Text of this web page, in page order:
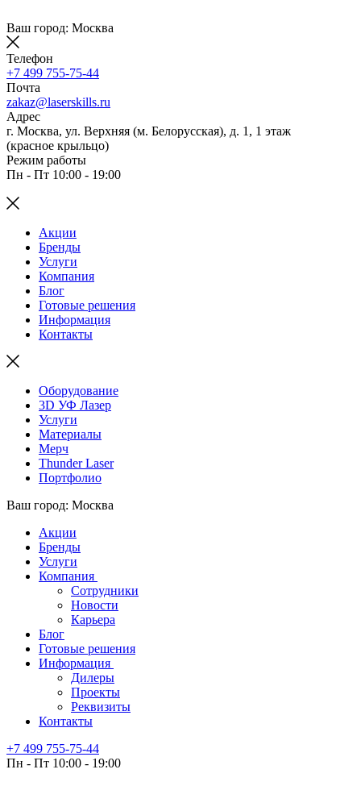
Ваш город: Москва
Телефон
+7 499 755-75-44
Почта
zakaz@laserskills.ru
Адрес
г. Москва, ул. Верхняя (м. Белорусская), д. 1, 1 этаж
(красное крыльцо)
Режим работы
Пн - Пт 10:00 - 19:00
Акции
Бренды
Услуги
Компания
Блог
Готовые решения
Информация
Контакты
Оборудование
3D УФ Лазер
Услуги
Материалы
Мерч
Thunder Laser
Портфолио
Ваш город: Москва
Акции
Бренды
Услуги
Компания
Сотрудники
Новости
Карьера
Блог
Готовые решения
Информация
Дилеры
Проекты
Реквизиты
Контакты
+7 499 755-75-44
Пн - Пт 10:00 - 19:00